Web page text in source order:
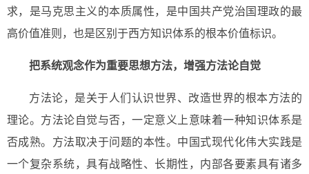
求，是马克思主义的本质属性，是中国共产党治国理政的最
高价值准则，也是区别于西方知识体系的根本价值标识。
把系统观念作为重要思想方法，增强方法论自觉
方法论，是关于人们认识世界、改造世界的根本方法的
理论。方法论自觉与否，一定意义上意味着一种知识体系是
否成熟。方法取决于问题的本性。中国式现代化伟大实践是
一个复杂系统，具有战略性、长期性，内部各要素具有诸多